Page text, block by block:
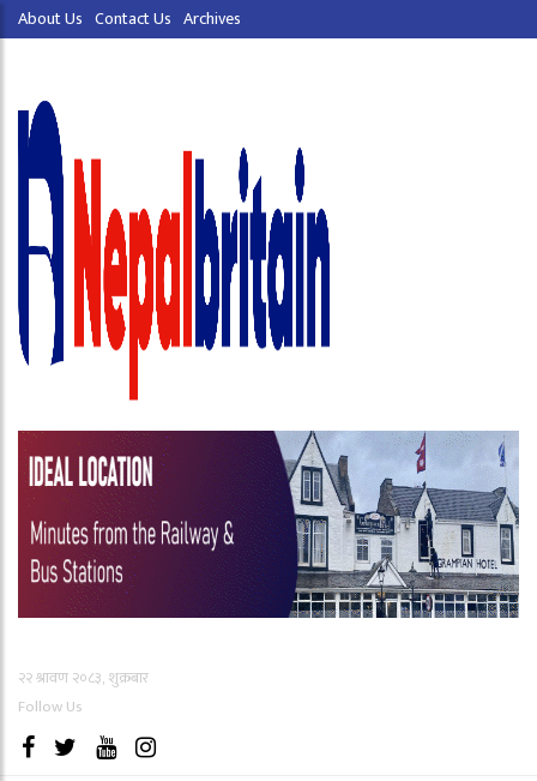
About Us Contact Us Archives
२२ श्रावण २०८३, शुक्रबार
Follow Us